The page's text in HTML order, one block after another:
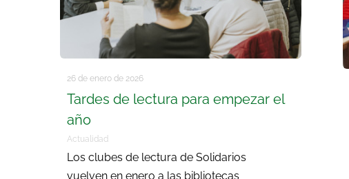
26 de enero de 2026
Tardes de lectura para empezar el
año
Actualidad
Los clubes de lectura de Solidarios
vuelven en enero a las bibliotecas